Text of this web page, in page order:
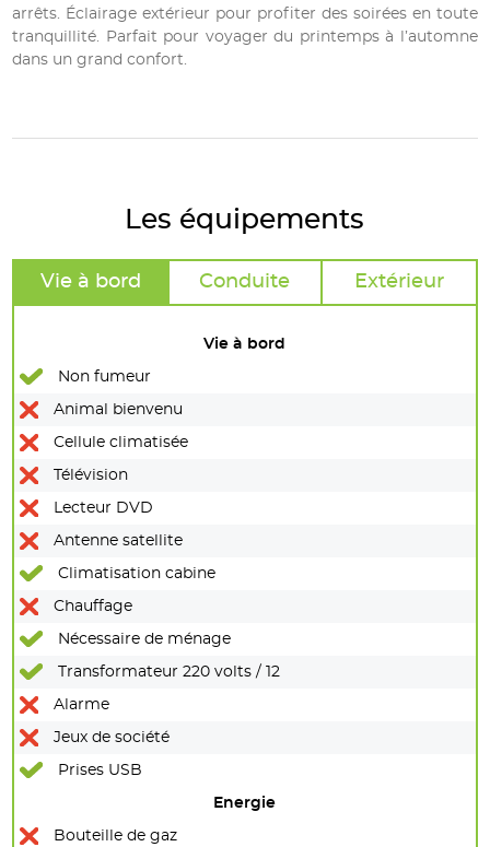
arrêts. Éclairage extérieur pour profiter des soirées en toute
tranquillité. Parfait pour voyager du printemps à l’automne
dans un grand confort.
Les équipements
Vie à bord Conduite Extérieur
Vie à bord
Non fumeur
Animal bienvenu
Cellule climatisée
Télévision
Lecteur DVD
Antenne satellite
Climatisation cabine
Chauffage
Nécessaire de ménage
Transformateur 220 volts / 12
Alarme
Jeux de société
Prises USB
Energie
Bouteille de gaz